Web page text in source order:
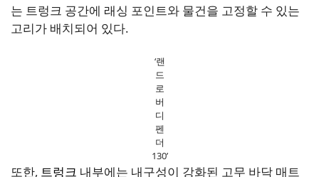
는 트렁크 공간에 래싱 포인트와 물건을 고정할 수 있는
고리가 배치되어 있다.
‘랜
드
로
버
디
펜
더
130’
또한, 트렁크 내부에는 내구성이 강화된 고무 바닥 매트